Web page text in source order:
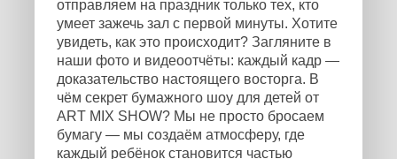
отправляем на праздник только тех, кто
умеет зажечь зал с первой минуты. Хотите
увидеть, как это происходит? Загляните в
наши фото и видеоотчёты: каждый кадр —
доказательство настоящего восторга. В
чём секрет бумажного шоу для детей от
ART MIX SHOW? Мы не просто бросаем
бумагу — мы создаём атмосферу, где
каждый ребёнок становится частью